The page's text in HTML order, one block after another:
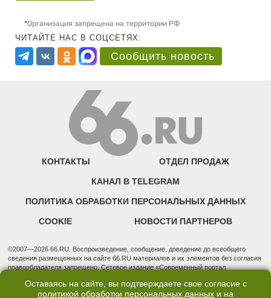
*Организация запрещена на территории РФ
ЧИТАЙТЕ НАС В СОЦСЕТЯХ:
Сообщить новость
КОНТАКТЫ ОТДЕЛ ПРОДАЖ
КАНАЛ В TELEGRAM
ПОЛИТИКА ОБРАБОТКИ ПЕРСОНАЛЬНЫХ ДАННЫХ
COOKIE НОВОСТИ ПАРТНЕРОВ
©2007—2026 66.RU. Воспроизведение, сообщение, доведение до всеобщего
сведения размещенных на сайте 66.RU материалов и их элементов без согласия
правообладателя запрещено. Сетевое издание «Современный портал
надзору в сфере связи, информационных технологий и массовых коммуникаций
(Роскомнадзор). Регистрационный номер ЭЛ № ФС 77 - 76634 от 02.09.2019
Оставаясь на сайте, вы подтверждаете свое согласие с
политикой обработки персональных данных и на